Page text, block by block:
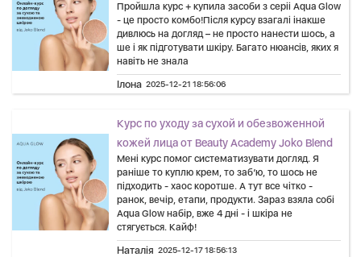
Пройшла курс + купила засоби з серіі Aqua Glow
- це просто комбо!Після курсу взагалі інакше
дивлюсь на догляд – не просто нанести шось, а
ше і як підготувати шкіру. Багато нюансів, яких я
навіть не знала
Ілона 2025-12-21 18:56:06
Курс по уходу за сухой и обезвоженной
кожей лица от Beauty Academy Joko Blend
Мені курс помог систематизувати догляд. Я
раніше то куплю крем, то заб’ю, то шось не
підходить - хаос коротше. А тут все чітко -
ранок, вечір, етапи, продукти. Зараз взяла собі
Aqua Glow набір, вже 4 дні - і шкіра не
стягується. Кайф!
Наталія 2025-12-17 18:56:13